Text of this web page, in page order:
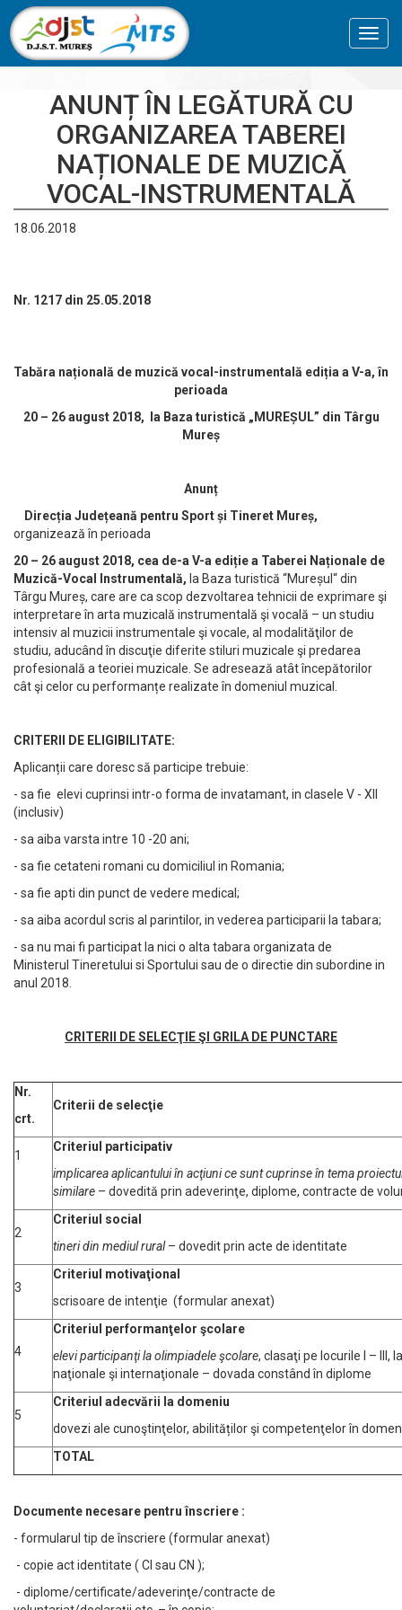
ANUNȚ ÎN LEGĂTURĂ CU
ORGANIZAREA TABEREI
NAȚIONALE DE MUZICĂ
VOCAL-INSTRUMENTALĂ
18.06.2018
Nr. 1217 din 25.05.2018
Tabăra națională de muzică vocal-instrumentală ediția a V-a, în
perioada
20 – 26 august 2018, la Baza turistică „MUREȘUL” din Târgu
Mureș
Anunț
Direcția Județeană pentru Sport și Tineret Mureș,
organizează în perioada
20 – 26 august 2018, cea de-a V-a ediție a Taberei Naționale de
Muzică-Vocal Instrumentală, la Baza turistică “Mureșul“ din
Târgu Mureș, care are ca scop dezvoltarea tehnicii de exprimare şi
interpretare în arta muzicală instrumentală şi vocală – un studiu
intensiv al muzicii instrumentale şi vocale, al modalităţilor de
studiu, aducând în discuţie diferite stiluri muzicale şi predarea
profesională a teoriei muzicale. Se adresează atât începătorilor
cât şi celor cu performanțe realizate în domeniul muzical.
CRITERII DE ELIGIBILITATE:
Aplicanții care doresc să participe trebuie:
- sa fie elevi cuprinsi intr-o forma de invatamant, in clasele V - XII
(inclusiv)
- sa aiba varsta intre 10 -20 ani;
- sa fie cetateni romani cu domiciliul in Romania;
- sa fie apti din punct de vedere medical;
- sa aiba acordul scris al parintilor, in vederea participarii la tabara;
- sa nu mai fi participat la nici o alta tabara organizata de
Ministerul Tineretului si Sportului sau de o directie din subordine in
anul 2018.
CRITERII DE SELECŢIE Ş I GRILA DE PUNCTARE
Nr.
crt.
Criterii de selecţie
1
Criteriul participativ
implicarea aplicantului în acţiuni ce sunt cuprinse în tema
similare – dovedită prin adeverinţe, diplome, contracte de
2
Criteriul social
tineri din mediul rural– dovedit prin acte de identitate
3
Criteriul motivaţional
scrisoare de intenţie (formular anexat)
4
Criteriul performanţelor şcolare
elevi participanţi la olimpiadele şcolare, clasaţi pe locurile I – III,
naţionale şi internaţionale – dovada constând în diplome
5
Criteriul adecvării la domeniu
dovezi ale cunoştinţelor, abilităților şi competenţelor în
TOTAL
Documente necesare pentru înscriere :
- formularul tip de înscriere (formular anexat)
- copie act identitate ( CI sau CN );
- diplome/certificate/adeverinţe/contracte de